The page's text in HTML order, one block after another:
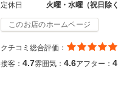
定休日
火曜・水曜（祝日除く
このお店のホームページ
クチコミ総合評価：
接客： 4.7雰囲気： 4.6アフター：